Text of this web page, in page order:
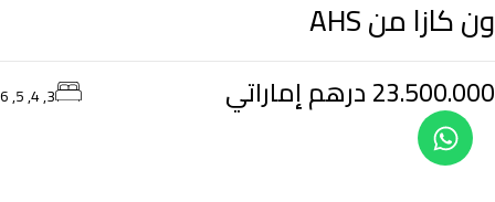
ون كازا من AHS
23.500.000 درهم إماراتي 3, 4, 5, 6